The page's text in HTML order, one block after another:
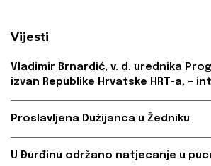
Vijesti
Vladimir Brnardić, v. d. urednika
izvan Republike Hrvatske HRT-a, –
Proslavljena Dužijanca u Žedniku
U Đurđinu održano natjecanje u